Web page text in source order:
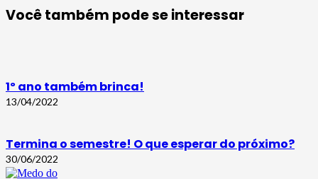
Você também pode se interessar
1º ano também brinca!
13/04/2022
Termina o semestre! O que esperar do próximo?
30/06/2022